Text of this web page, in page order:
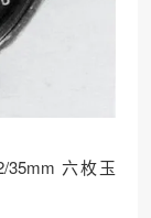
六枚玉